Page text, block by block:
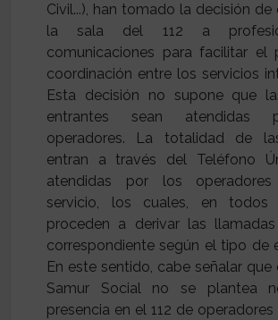
Civil...), han tomado la decisión de
la sala del 112 a
comunicaciones para facilitar el
coordinación entre los servicios
Esta decisión no supone que
entrantes sean atendidas
operadores. La totalidad de
entran a través del Teléfono
atendidas por los
servicio, los cuales, en todos
proceden a derivar las
correspondiente según el tipo de
En este sentido, cabe señalar
Samur Social no se plantea
presencia en el 112 de